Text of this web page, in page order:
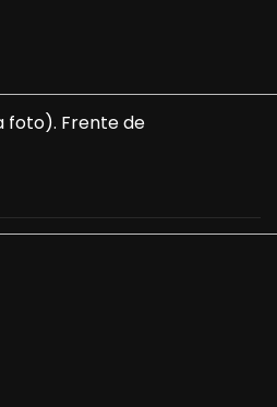
foto). Frente de